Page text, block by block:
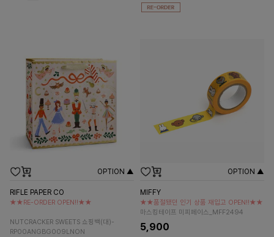
OPTION ▲
RIFLE PAPER CO
★★RE-ORDER OPEN!!★★
NUTCRACKER SWEETS 쇼핑백(대)-
RP00ANGBG009LNON
OPTION ▲
MIFFY
★★품절됐던 인기 상품 재입고 OPEN!!★★
마스킹테이프 미피페이스_MFF2494
5,900